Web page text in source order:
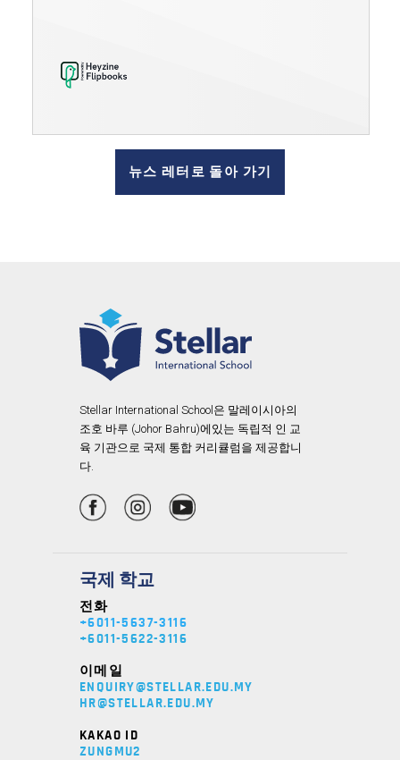
뉴스 레터로 돌아 가기
Stellar International School은 말레이시아의
조호 바루 (Johor Bahru)에있는 독립적 인 교
육 기관으로 국제 통합 커리큘럼을 제공합니
다.
국제 학교
전화
+6011-5637-3116
+6011-5622-3116
이메일
ENQUIRY@STELLAR.EDU.MY
HR@STELLAR.EDU.MY
KAKAO ID
ZUNGMU2